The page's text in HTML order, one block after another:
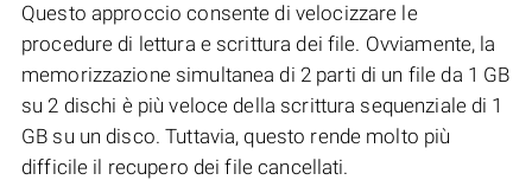
Questo approccio consente di velocizzare le
procedure di lettura e scrittura dei file. Ovviamente, la
memorizzazione simultanea di 2 parti di un file da 1 GB
su 2 dischi è più veloce della scrittura sequenziale di 1
GB su un disco. Tuttavia, questo rende molto più
difficile il recupero dei file cancellati.